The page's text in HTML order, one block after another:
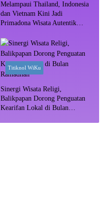
Melampaui Thailand, Indonesia
dan Vietnam Kini Jadi
Primadona Wisata Autentik
Titiknol WiKu
Sinergi Wisata Religi,
Balikpapan Dorong Penguatan
Kearifan Lokal di Bulan